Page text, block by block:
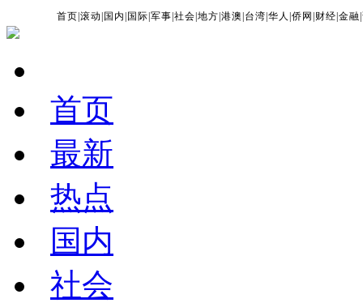
首页 |滚动 国内 国际 |军事 |社会 |地方 |港澳 台湾 |华人 |侨网 财经 |金融 |
首页
最新
热点
国内
社会